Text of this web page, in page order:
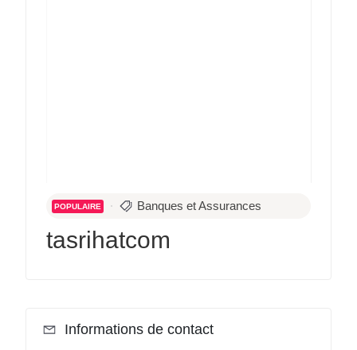
POPULAIRE Banques et Assurances
tasrihatcom
Informations de contact